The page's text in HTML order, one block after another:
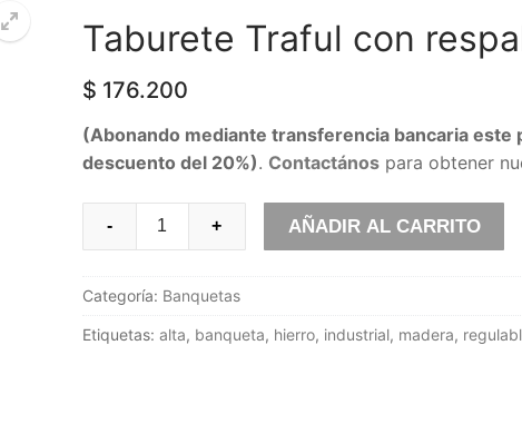
Taburete Traful con
$ 176.200
(Abonando mediante transferencia bancaria este
descuento del 20%). Contactános para obtener
respaldo
cantidad
- + AÑADIR AL CARRITO
Categoría: Banquetas
Etiquetas: alta, banqueta, hierro, industrial, madera,